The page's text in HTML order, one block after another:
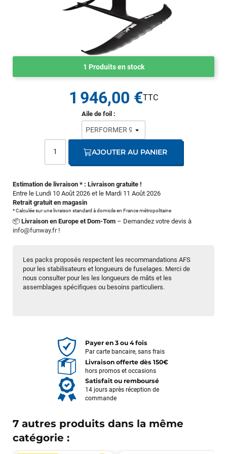
Les packs proposés respectent les recommandations AFS
pour les stabilisateurs et longueurs de fuselages. Merci de
nous consulter pour les les longueurs de mâts et les
assemblages spécifiques ou besoins particuliers.
1 Produits en stock
Estimation de livraison * : Livraison gratuite !
Entre le Lundi 10 Août 2026 et le Mardi 11 Août 2026
Retrait gratuit en magasin
* Calculée sur une livraison standard à domicile en France métropolitaine
📦 Livraison en Europe et Dom-Tom – Demandez votre devis à
info@funway.fr!
Aile de foil :
1 946,00 €
AJOUTER AU PANIER
Payer en 3 ou 4 fois
Par carte bancaire, sans frais
Livraison offerte dès 150€
hors promos et occasions
Satisfait ou remboursé
14 jours après réception de
commande
7 autres produits dans la même
catégorie :